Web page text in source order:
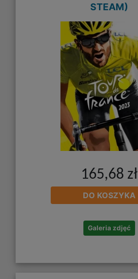
STEAM)
165,68 zł
DO KOSZYKA
Galeria zdjęć